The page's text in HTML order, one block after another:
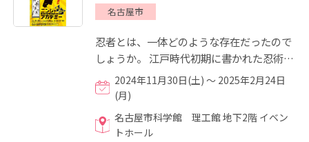
名古屋市
忍者とは、一体どのような存在だったので
しょうか。 江戸時代初期に書かれた忍術書
などを紐解くと、日々の鍛錬で体力や五感
を高め、自然の知識や...
2024年11月30日(土) ～ 2025年2月24日
(月)
名古屋市科学館 理工館 地下2階 イベン
トホール